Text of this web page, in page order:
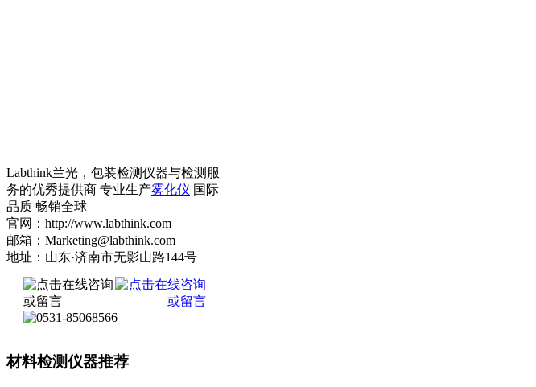
Labthink兰光，包装检测仪器与检测服
务的优秀提供商 专业生产雾化仪 国际
品质 畅销全球
官网：http://www.labthink.com
邮箱：Marketing@labthink.com
地址：山东·济南市无影山路144号
材料检测仪器推荐